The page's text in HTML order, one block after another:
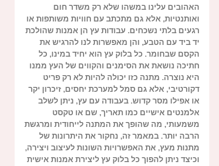
האהובים עלינו במשהו שלא רק משדר חום
ואותנטיות, אלא גם מתכתב עם חוויות משותפות או
רגעים בלתי נשכחים. עבודות עץ הן אמנות שהולכת
יד ביד עם הטבע, והן מאפשרות לנו להרגיש את
הקסם שבחומר. כל בלוק עץ הוא יחיד במינו, כל
חתיכה נושאת את הסימנים והקווים של העץ ממנו
היא נוצרה. מתנה כזו יכולה להיות לא רק פריט
דקורטיבי, אלא גם סמל למערכת יחסים, זיכרון יקר
או אפילו מסר קדוש. בעבודה עם עץ, ניתן לשלב
אלמנטים אישיים כמו תאריך, שם או טקסט
משמעותי, מה שהופך את המתנה לייחודית ומרגשת
הרבה יותר. במאמר זה, נחקור את היתרונות של
מתנות מעץ, את האפשרויות השונות לעיצוב ויצירה,
וכיצד ניתן להפוך כל בלוק עץ ליצירת אמנות אישית